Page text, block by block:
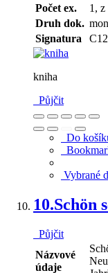
Počet ex.
1, z
Druh dok.
Signatura
kniha
Půjčit
Do
Vybrané
10.Schön
Půjčit
Názvové
údaje